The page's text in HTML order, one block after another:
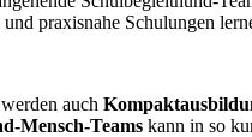
praxisnahe Schulungen
auch
Mensch-Teams kann in so